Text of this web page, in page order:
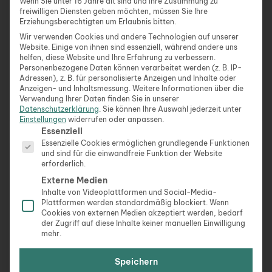
…rund um das naturnahes Wohnen​HausimWald
kaufen: TauscheWaldgeräusche gegen
Großstadtlärm TinyHauskaufen: Eine umfassende
Entscheidungshilfe zu Preisen, Arten, autarkie und
Genehmigungen! Blockhauskaufen: Gesundes
wohnen mit…
Haus
am
kaufen
Weiterlesen »
freiwilligen Diensten geben möchten, müssen Sie Ihre
Erziehungsberechtigten um Erlaubnis bitten.
Wir verwenden Cookies und andere Technologien auf unserer
Website. Einige von ihnen sind essenziell, während andere uns
helfen, diese Website und Ihre Erfahrung zu verbessern.
Personenbezogene Daten können verarbeitet werden (z. B. IP-
Adressen), z. B. für personalisierte Anzeigen und Inhalte oder
Anzeigen- und Inhaltsmessung. Weitere Informationen über die
Verwendung Ihrer Daten finden Sie in unserer
Datenschutzerklärung. Sie können Ihre Auswahl jederzeit unter
Einstellungen widerrufen oder anpassen.
Es folgt eine Liste der Service-Gruppen, für die eine
Essenziell
Essenzielle Cookies ermöglichen grundlegende Funktionen
und sind für die einwandfreie Funktion der Website
erforderlich.
Externe Medien
Inhalte von Videoplattformen und Social-Media-
Plattformen werden standardmäßig blockiert. Wenn
Cookies von externen Medien akzeptiert werden, bedarf
der Zugriff auf diese Inhalte keiner manuellen Einwilligung
mehr.
Speichern